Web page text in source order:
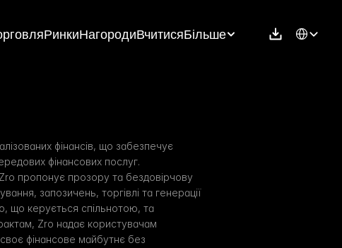
РинкиНагородиВчитисяБільше Select
фінансів, що забезпечує
фінансових послуг.
пропонує прозору та бездовірчову
запозичень, торгівлі та генерації
що керується спільнотою, та
Zro надає користувачам
фінансове майбутнє без